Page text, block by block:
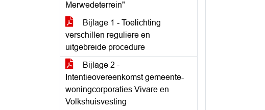
Merwedeterrein"
Bijlage 1 - Toelichting
verschillen reguliere en
uitgebreide procedure
Bijlage 2 -
Intentieovereenkomst gemeente-
woningcorporaties Vivare en
Volkshuisvesting